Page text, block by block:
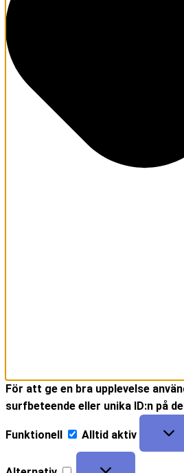
För att ge en bra upplevelse
surfbeteende eller unika ID:n på
Funktionell Alltid aktiv